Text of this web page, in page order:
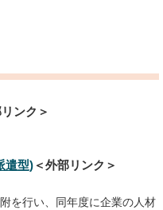
ンク＞
遣型)＜外部リンク＞
を行い、同年度に企業の人材